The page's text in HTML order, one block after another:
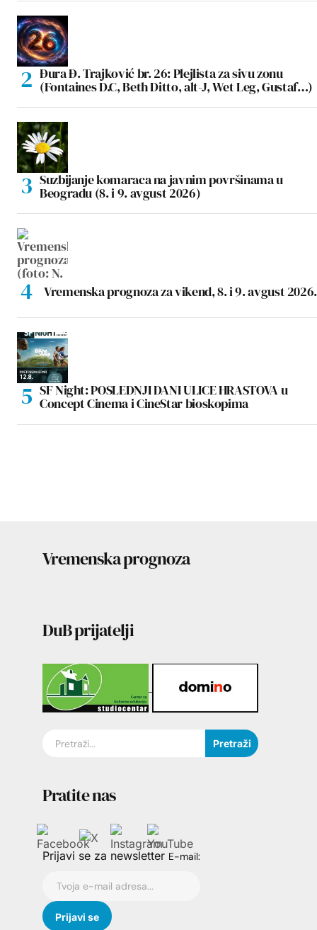
Đura Đ. Trajković br. 26: Plejlista za sivu zonu
(Fontaines D.C, Beth Ditto, alt-J, Wet Leg, Gustaf…)
Suzbijanje komaraca na javnim površinama u
Beogradu (8. i 9. avgust 2026)
Vremenska prognoza za vikend, 8. i 9. avgust 2026.
SF Night: POSLEDNJI DANI ULICE HRASTOVA u
Concept Cinema i CineStar bioskopima
Vremenska prognoza
DuB prijatelji
Pretraži
Pratite nas
Prijavi se za newsletter E-mail: